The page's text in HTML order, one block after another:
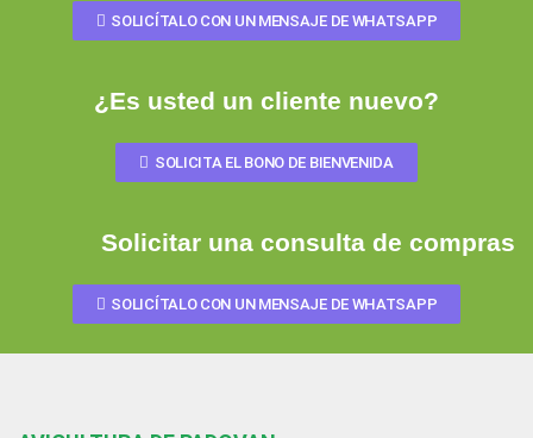
SOLICÍTALO CON UN MENSAJE DE WHATSAPP
¿Es usted un cliente nuevo?
SOLICITA EL BONO DE BIENVENIDA
Solicitar una consulta de compras
SOLICÍTALO CON UN MENSAJE DE WHATSAPP